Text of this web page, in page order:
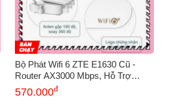
Bộ Phát Wifi 6 ZTE E1630 Cũ -
Router AX3000 Mbps, Hỗ Trợ
Mesh 2 Băng Tần, Tốc Độ Cao, Cài
Đặt Dễ Dàng
570.000đ